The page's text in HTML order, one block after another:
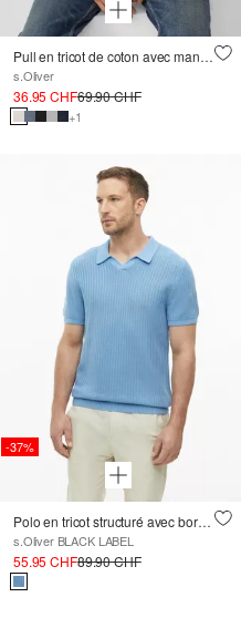
Pull en tricot de coton avec manches raglan
s.Oliver
36.95 CHF69.90 CHF
+1
-37%
Polo en tricot structuré avec bordures côtelées
s.Oliver BLACK LABEL
55.95 CHF89.90 CHF